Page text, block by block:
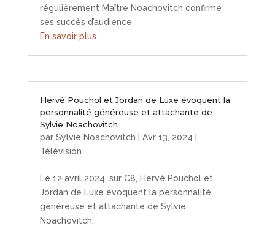
régulièrement Maître Noachovitch confirme
ses succès d’audience
En savoir plus
Hervé Pouchol et Jordan de Luxe évoquent la
personnalité généreuse et attachante de
Sylvie Noachovitch
par Sylvie Noachovitch | Avr 13, 2024 |
Télévision
Le 12 avril 2024, sur C8, Hervé Pouchol et
Jordan de Luxe évoquent la personnalité
généreuse et attachante de Sylvie
Noachovitch.